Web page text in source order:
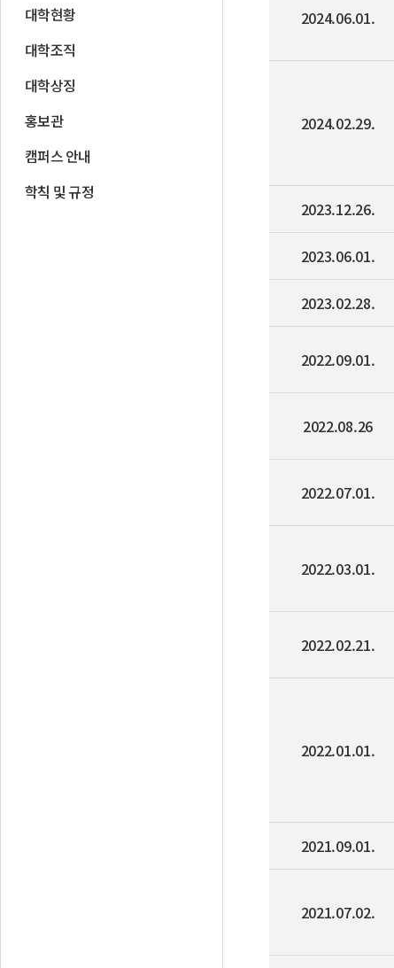
대학현황
대학조직
대학상징
홍보관
캠퍼스 안내
학칙 및 규정
2024.06.01.
2024.02.29.
2023.12.26.
2023.06.01.
2023.02.28.
2022.09.01.
2022.08.26
2022.07.01.
2022.03.01.
2022.02.21.
2022.01.01.
2021.09.01.
2021.07.02.